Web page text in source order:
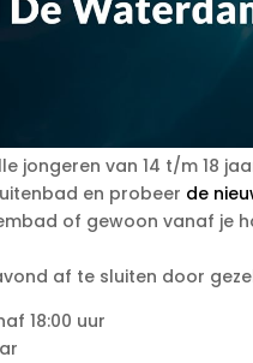
jongeren van 14 t/m 18
en probeer de
of gewoon vanaf je
af te sluiten door
18:00 uur